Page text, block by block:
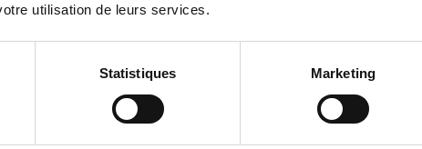
utilisation de leurs services.
Statistiques Marketing